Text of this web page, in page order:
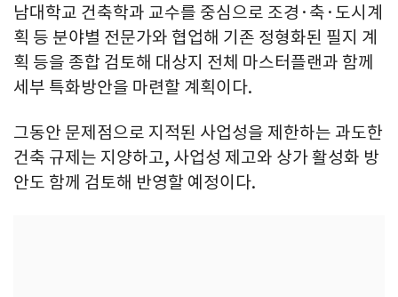
남대학교 건축학과 교수를 중심으로 조경·축·도시계
획 등 분야별 전문가와 협업해 기존 정형화된 필지 계
획 등을 종합 검토해 대상지 전체 마스터플랜과 함께
세부 특화방안을 마련할 계획이다.
그동안 문제점으로 지적된 사업성을 제한하는 과도한
건축 규제는 지양하고, 사업성 제고와 상가 활성화 방
안도 함께 검토해 반영할 예정이다.